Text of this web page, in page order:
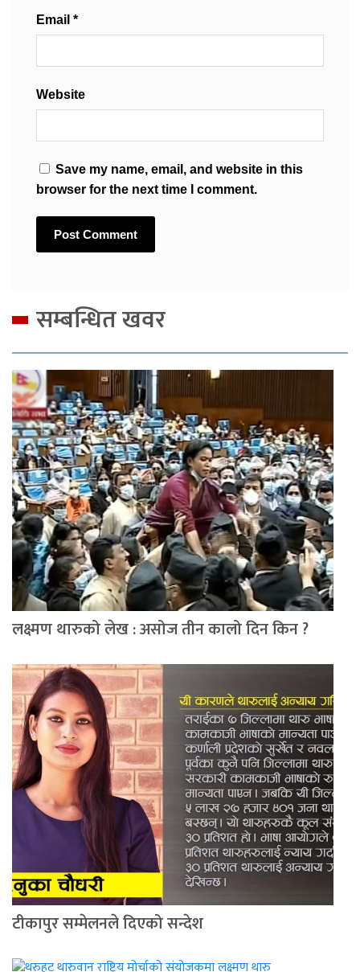
Email *
Website
Save my name, email, and website in this
browser for the next time I comment.
सम्बन्धित खवर
लक्ष्मण थारुको लेख : असोज तीन कालो दिन किन ?
टीकापुर सम्मेलनले दिएको सन्देश